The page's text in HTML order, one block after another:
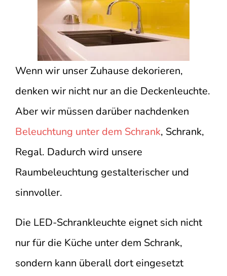
Wenn wir unser Zuhause dekorieren,
denken wir nicht nur an die Deckenleuchte.
Aber wir müssen darüber nachdenken
Beleuchtung unter dem Schrank, Schrank,
Regal. Dadurch wird unsere
Raumbeleuchtung gestalterischer und
sinnvoller.
Die LED-Schrankleuchte eignet sich nicht
nur für die Küche unter dem Schrank,
sondern kann überall dort eingesetzt